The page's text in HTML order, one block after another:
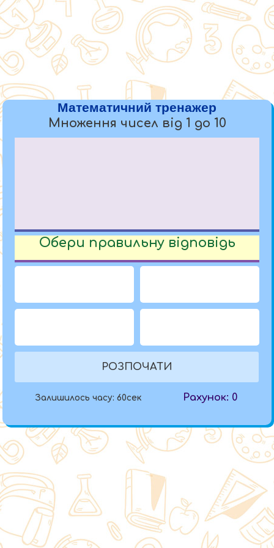
Математичний тренажер
Множення чисел від 1 до 10
Обери правильну відповідь
Залишилось часу:60сек Рахунок: 0
РОЗПОЧАТИ